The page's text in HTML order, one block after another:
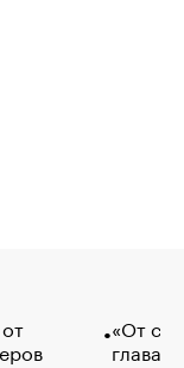
«От
глава